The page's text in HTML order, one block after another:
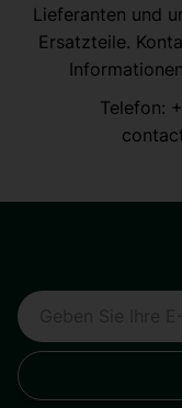
Lieferanten und
Ersatzteile.
Telefon: